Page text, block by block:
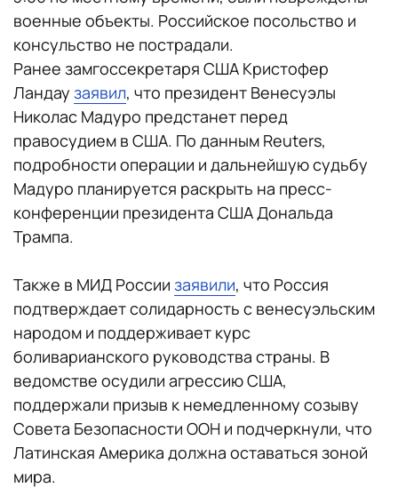
военные объекты. Российское посольство и
консульство не пострадали.
Ранее замгоссекретаря США Кристофер
Ландау заявил, что президент Венесуэлы
Николас Мадуро предстанет перед
правосудием в США. По данным Reuters,
подробности операции и дальнейшую судьбу
Мадуро планируется раскрыть на пресс-
конференции президента США Дональда
Трампа.
Также в МИД России заявили, что Россия
подтверждает солидарность с венесуэльским
народом и поддерживает курс
боливарианского руководства страны. В
ведомстве осудили агрессию США,
поддержали призыв к немедленному созыву
Совета Безопасности ООН и подчеркнули, что
Латинская Америка должна оставаться зоной
мира.